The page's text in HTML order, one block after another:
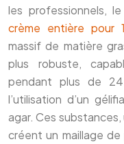
les professionnels,
crème entière pour
massif de matière
plus robuste,
pendant plus de
l’utilisation d’un
agar. Ces
créent un maillage